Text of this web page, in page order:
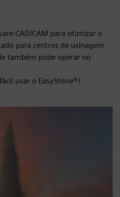
CAD/CAM para otimizar o
para centros de usinagem
também pode operar no
usar o EasyStone®!